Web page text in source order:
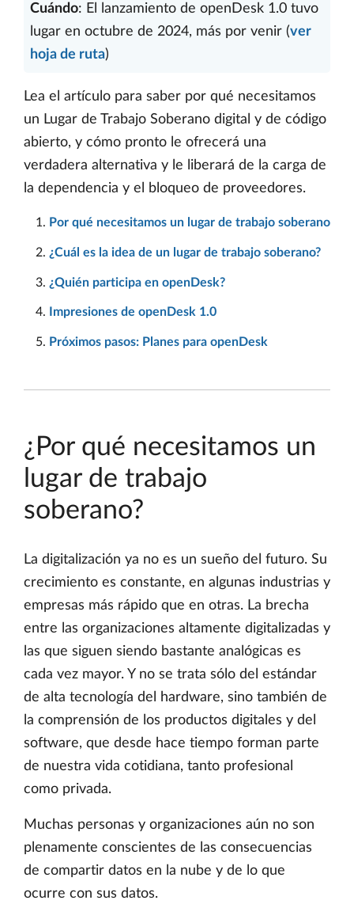
Cuándo: El lanzamiento de openDesk 1.0 tuvo
lugar en octubre de 2024, más por venir (ver
hoja de ruta)
Lea el artículo para saber por qué necesitamos
un Lugar de Trabajo Soberano digital y de código
abierto, y cómo pronto le ofrecerá una
verdadera alternativa y le liberará de la carga de
la dependencia y el bloqueo de proveedores.
Por qué necesitamos un lugar de trabajo soberano
¿Cuál es la idea de un lugar de trabajo soberano?
¿Quién participa en openDesk?
Impresiones de openDesk 1.0
Próximos pasos: Planes para openDesk
¿Por qué necesitamos un
lugar de trabajo
soberano?
La digitalización ya no es un sueño del futuro. Su
crecimiento es constante, en algunas industrias y
empresas más rápido que en otras. La brecha
entre las organizaciones altamente digitalizadas y
las que siguen siendo bastante analógicas es
cada vez mayor. Y no se trata sólo del estándar
de alta tecnología del hardware, sino también de
la comprensión de los productos digitales y del
software, que desde hace tiempo forman parte
de nuestra vida cotidiana, tanto profesional
como privada.
Muchas personas y organizaciones aún no son
plenamente conscientes de las consecuencias
de compartir datos en la nube y de lo que
ocurre con sus datos.